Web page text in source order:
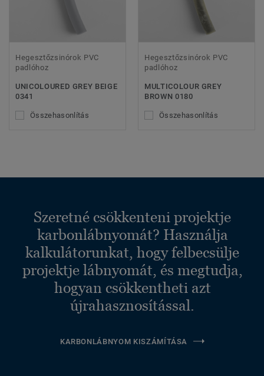
Hegesztőzsinórok PVC
padlóhoz
UNICOLOURED GREY BEIGE
0341
Összehasonlítás
Hegesztőzsinórok PVC
padlóhoz
MULTICOLOUR GREY
BROWN 0180
Összehasonlítás
Szeretné csökkenteni projektje
karbonlábnyomát? Használja
kalkulátorunkat, hogy felbecsülje
projektje lábnyomát, és megtudja,
hogyan csökkentheti azt
újrahasznosítással.
KARBONLÁBNYOM KISZÁMÍTÁSA